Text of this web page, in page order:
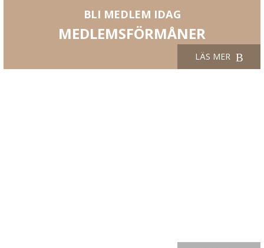
BLI MEDLEM IDAG
MEDLEMSFÖRMÅNER
LÄS MER